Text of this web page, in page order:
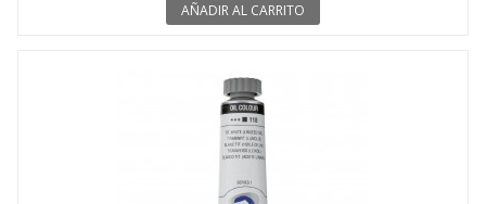
AÑADIR AL CARRITO